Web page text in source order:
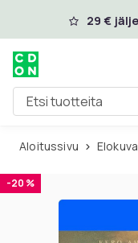
Ohita ja siirry
29 €
Etsi tuotteita
Aloitussivu
-20 %